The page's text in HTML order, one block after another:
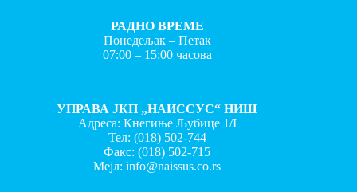
РАДНО ВРЕМЕ
Понедељак – Петак
07:00 – 15:00 часова
УПРАВА ЈКП „НАИССУС“ НИШ
Адреса: Кнегиње Љубице 1/I
Тел: (018) 502-744
Факс:(018) 502-715
Мејл:info@naissus.co.rs